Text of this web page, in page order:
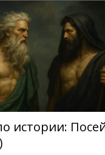
истории: